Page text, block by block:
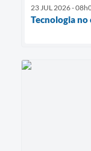
23 JUL 2026 -
Tecnologia no